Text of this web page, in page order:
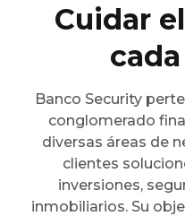
Cuidar el
Banco Security
conglomerado
diversas áreas de
clientes
inversiones,
inmobiliarios. Su